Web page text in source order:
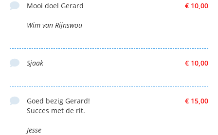
€ 10,00
Mooi doel Gerard
Wim van Rijnswou
€ 10,00
Sjaak
€ 15,00
Goed bezig Gerard!
Succes met de rit.
Jesse